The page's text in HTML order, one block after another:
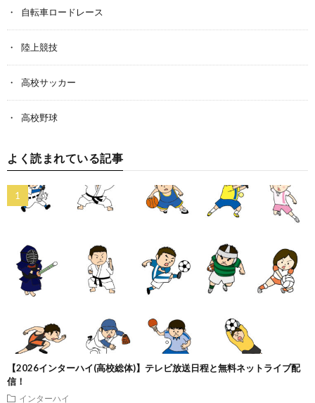
自転車ロードレース
陸上競技
高校サッカー
高校野球
よく読まれている記事
【2026インターハイ(高校総体)】テレビ放送日程と無料ネットライブ配
信！
インターハイ